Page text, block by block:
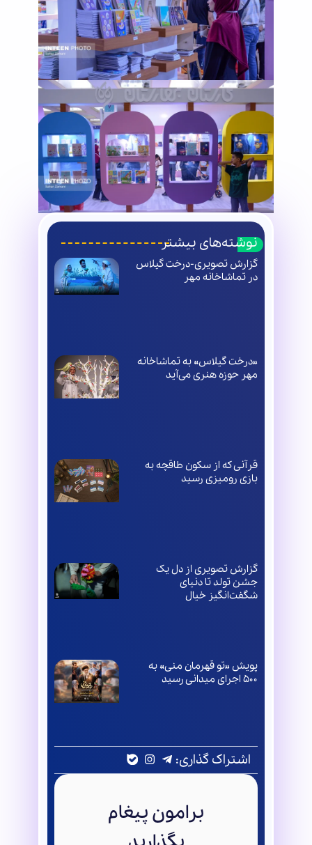
نوشته‌های بیشتر
گزارش تصویری-درخت گیلاس
در تماشاخانه مهر
«درخت گیلاس» به تماشاخانه
مهر حوزه هنری می‌آید
قرآنی که از سکون طاقچه به
بازی رومیزی رسید
گزارش تصویری از دل یک
جشن تولد تا دنیای
شگفت‌انگیز خیال
پویش «تو قهرمان منی» به
۵۰۰ اجرای میدانی رسید
اشتراک گذاری:
برامون پیغام